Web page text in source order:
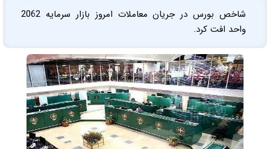
شاخص بورس در جریان معاملات امروز بازار سرمایه 2062
واحد افت کرد.